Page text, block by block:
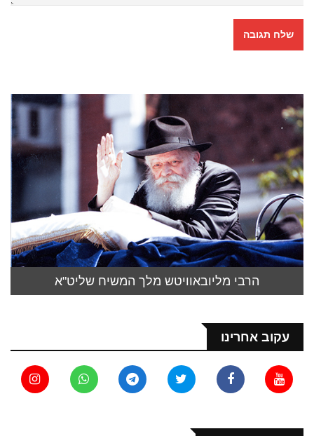
הרבי מליובאוויטש מלך המשיח שליט"א
עקוב אחרינו